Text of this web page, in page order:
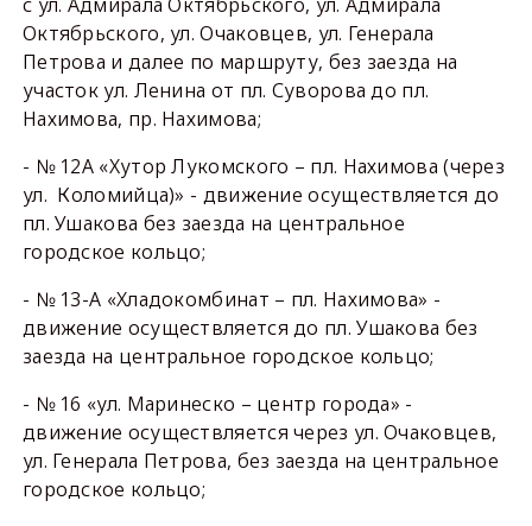
Октябрьского, ул. Очаковцев, ул. Генерала
Петрова и далее по маршруту, без заезда на
участок ул. Ленина от пл. Суворова до пл.
Нахимова, пр. Нахимова;
- № 12А «Хутор Лукомского – пл. Нахимова (через
ул. Коломийца)» - движение осуществляется до
пл. Ушакова без заезда на центральное
городское кольцо;
- № 13-А «Хладокомбинат – пл. Нахимова» -
движение осуществляется до пл. Ушакова без
заезда на центральное городское кольцо;
- № 16 «ул. Маринеско – центр города» -
движение осуществляется через ул. Очаковцев,
ул. Генерала Петрова, без заезда на центральное
городское кольцо;